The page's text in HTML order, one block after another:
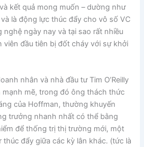
kết quả mong muốn – dường như
là động lực thúc đẩy cho vô số VC
nghệ ngày nay và tại sao rất nhiều
viên đầu tiên bị đốt cháy với sự khởi
nhân và nhà đầu tư Tim O’Reilly
mạnh mẽ, trong đó ông thách thức
của Hoffman, thường khuyến
trưởng nhanh nhất có thể bằng
để thống trị thị trường mới, một
đẩy giữa các kỳ lân khác. (tức là